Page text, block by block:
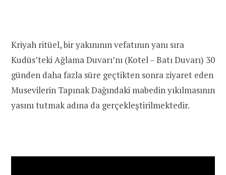
Kriyah ritüel, bir yakınının vefatının yanı sıra
Kudüs’teki Ağlama Duvarı’nı (Kotel – Batı Duvarı) 30
günden daha fazla süre geçtikten sonra ziyaret eden
Musevilerin Tapınak Dağındaki mabedin yıkılmasının
yasını tutmak adına da gerçekleştirilmektedir.